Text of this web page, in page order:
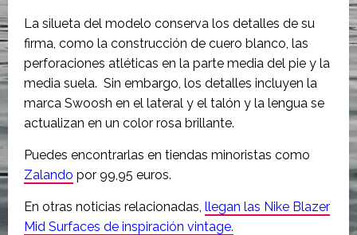
La silueta del modelo conserva los detalles de su
firma, como la construcción de cuero blanco, las
perforaciones atléticas en la parte media del pie y la
media suela. Sin embargo, los detalles incluyen la
marca Swoosh en el lateral y el talón y la lengua se
actualizan en un color rosa brillante.
Puedes encontrarlas en tiendas minoristas como
Zalando por 99,95 euros.
En otras noticias relacionadas, llegan las Nike Blazer
Mid Surfaces de inspiración vintage.